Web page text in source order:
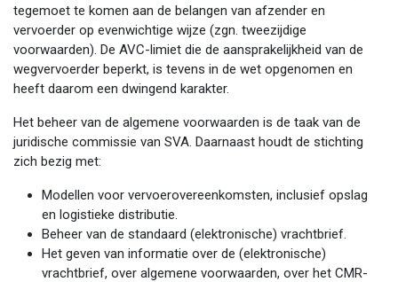
tegemoet te komen aan de belangen van afzender en
vervoerder op evenwichtige wijze (zgn. tweezijdige
voorwaarden). De AVC-limiet die de aansprakelijkheid van de
wegvervoerder beperkt, is tevens in de wet opgenomen en
heeft daarom een dwingend karakter.
Het beheer van de algemene voorwaarden is de taak van de
juridische commissie van SVA. Daarnaast houdt de stichting
zich bezig met:
Modellen voor vervoerovereenkomsten, inclusief opslag
en logistieke distributie.
Beheer van de standaard (elektronische) vrachtbrief.
Het geven van informatie over de (elektronische)
vrachtbrief, over algemene voorwaarden, over het CMR-